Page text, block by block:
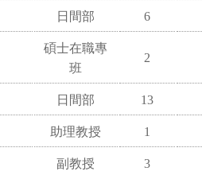
日間部 6
碩士在職專
班
2
日間部 13
助理教授 1
副教授 3